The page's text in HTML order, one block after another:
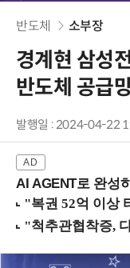
반도체 소부장
경계현 삼성
반도체 공급
발행일 : 2024-04-22
AI AGENT로 완성